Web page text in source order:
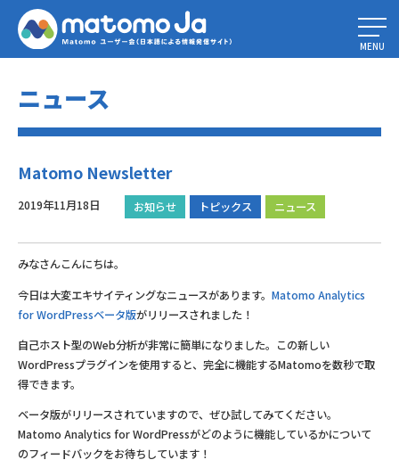
Home»
MENU
ニュース
Matomo Newsletter
2019年11月18日 お知らせ トピックス ニュース
みなさんこんにちは。
今日は大変エキサイティングなニュースがあります。 Matomo Analytics
for WordPressベータ版がリリースされました！
自己ホスト型のWeb分析が非常に簡単になりました。この新しい
WordPressプラグインを使用すると、完全に機能するMatomoを数秒で取
得できます。
ベータ版がリリースされていますので、ぜひ試してみてください。
Matomo Analytics for WordPressがどのように機能しているかについて
のフィードバックをお待ちしています！